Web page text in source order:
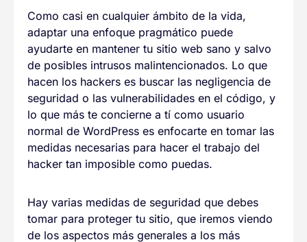
Como casi en cualquier ámbito de la vida,
adaptar una enfoque pragmático puede
ayudarte en mantener tu sitio web sano y salvo
de posibles intrusos malintencionados. Lo que
hacen los hackers es buscar las negligencia de
seguridad o las vulnerabilidades en el código, y
lo que más te concierne a tí como usuario
normal de WordPress es enfocarte en tomar las
medidas necesarias para hacer el trabajo del
hacker tan imposible como puedas.
Hay varias medidas de seguridad que debes
tomar para proteger tu sitio, que iremos viendo
de los aspectos más generales a los más